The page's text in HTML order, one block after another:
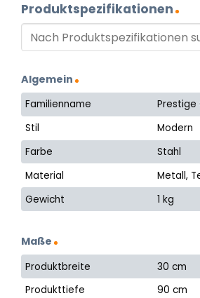
Produktspezifikationen
Algemein
Familienname
Prestige
Stil
Modern
Farbe
Stahl
Material
Metall,
Gewicht
1 kg
Maße
Produktbreite
30 cm
Produkttiefe
90 cm